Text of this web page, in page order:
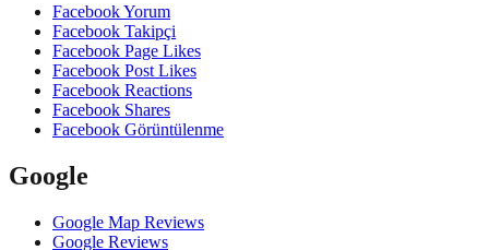
Facebook Yorum
Facebook Takipçi
Facebook Page Likes
Facebook Post Likes
Facebook Reactions
Facebook Shares
Facebook Görüntülenme
Google
Google Map Reviews
Google Reviews